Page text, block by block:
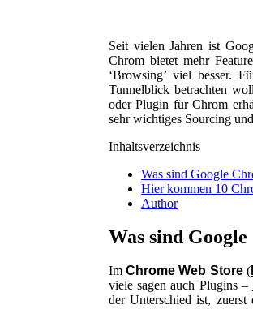
Seit vielen Jahren ist
Chrom bietet mehr
‘Browsing’ viel besser.
Tunnelblick betrachten
oder Plugin für Chrom
sehr wichtiges Sourcing
Inhaltsverzeichnis
Was sind Google
Hier kommen 10
Author
Was sind
ImChrome Web Store(
viele sagen auch Plugins –
der Unterschied ist,